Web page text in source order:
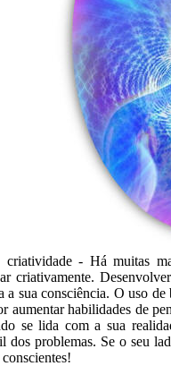
- Há muitas
criativamente.
a sua consciência. O uso
aumentar habilidades de
se lida com a sua
dos problemas. Se o seu